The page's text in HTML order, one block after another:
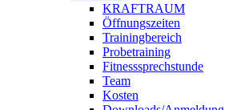
KRAFTRAUM
Öffnungszeiten
Trainingbereich
Probetraining
Fitnesssprechstunde
Team
Kosten